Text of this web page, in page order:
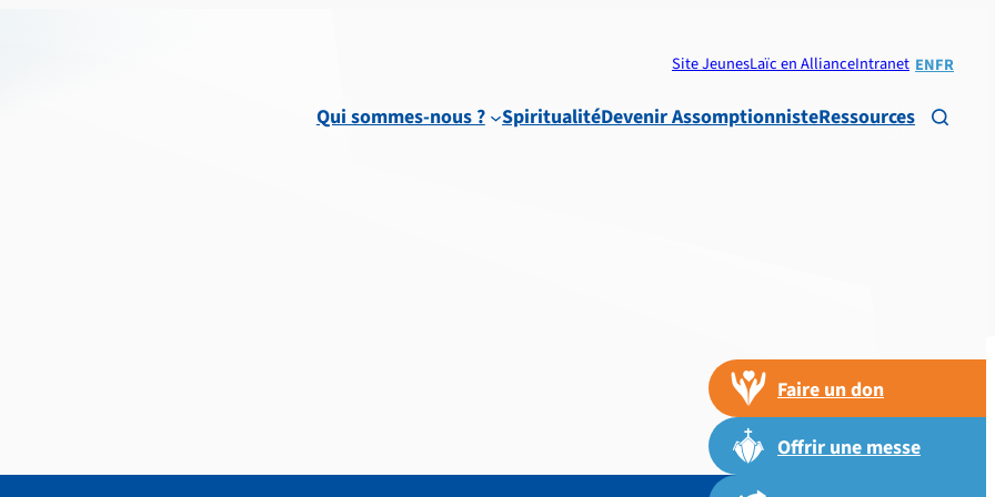
Site JeunesLaïc en AllianceIntranet ENFR
Qui sommes-nous ? SpiritualitéDevenir AssomptionnisteRessources 
Faire un don
Offrir une messe